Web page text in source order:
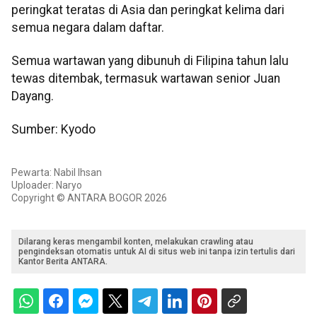
peringkat teratas di Asia dan peringkat kelima dari
semua negara dalam daftar.
Semua wartawan yang dibunuh di Filipina tahun lalu
tewas ditembak, termasuk wartawan senior Juan
Dayang.
Sumber: Kyodo
Pewarta: Nabil Ihsan
Uploader: Naryo
Copyright © ANTARA BOGOR 2026
Dilarang keras mengambil konten, melakukan crawling atau
pengindeksan otomatis untuk AI di situs web ini tanpa izin tertulis dari
Kantor Berita ANTARA.